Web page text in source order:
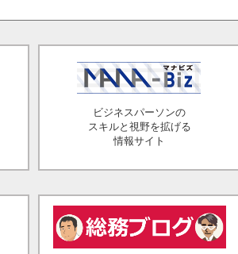
ビジネスパーソンの
スキルと視野を拡げる
情報サイト